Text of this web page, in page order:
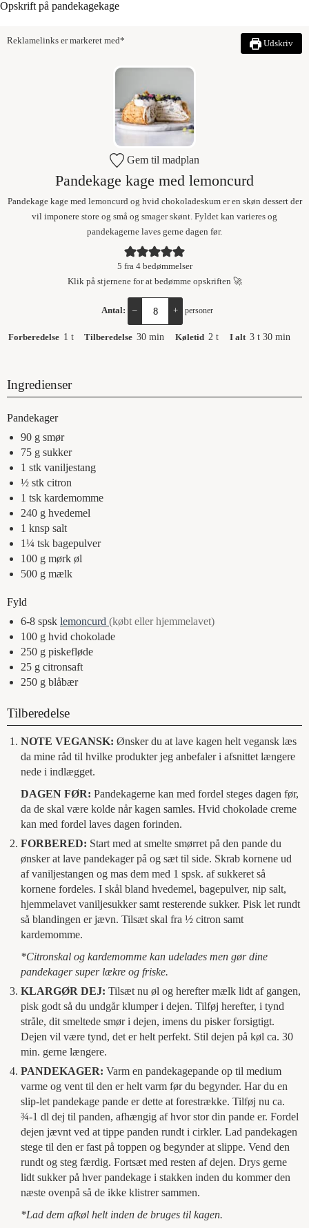
Opskrift på pandekagekage
Reklamelinks er markeret med* Udskriv
Gem til madplan
Pandekage kage med lemoncurd
Pandekage kage med lemoncurd og hvid chokoladeskum er en skøn dessert der
vil imponere store og små og smager skønt. Fyldet kan varieres og
pandekagerne laves gerne dagen før.
5 fra 4bedømmelser
Klik på stjernene for at bedømme opskriften 🚀
Antal: – + personer
Forberedelse 1 t Tilberedelse 30 min Køletid 2 t I alt 3 t 30 min
Ingredienser
Pandekager
90 g smør
75 g sukker
1 stk vaniljestang
½ stk citron
1 tsk kardemomme
240 g hvedemel
1 knsp salt
1¼ tsk bagepulver
100 g mørk øl
500 g mælk
Fyld
6-8 spsk lemoncurd (købt eller hjemmelavet)
100 g hvid chokolade
250 g piskefløde
25 g citronsaft
250 g blåbær
Tilberedelse
NOTE VEGANSK: Ønsker du at lave kagen helt vegansk læs
da mine råd til hvilke produkter jeg anbefaler i afsnittet længere
nede i indlægget.
DAGEN FØR: Pandekagerne kan med fordel steges dagen før,
da de skal være kolde når kagen samles. Hvid chokolade creme
kan med fordel laves dagen forinden.
FORBERED: Start med at smelte smørret på den pande du
ønsker at lave pandekager på og sæt til side. Skrab kornene ud
af vaniljestangen og mas dem med 1 spsk. af sukkeret så
kornene fordeles. I skål bland hvedemel, bagepulver, nip salt,
hjemmelavet vaniljesukker samt resterende sukker. Pisk let rundt
så blandingen er jævn. Tilsæt skal fra ½ citron samt
kardemomme.
*Citronskal og kardemomme kan udelades men gør dine
pandekager super lækre og friske.
KLARGØR DEJ: Tilsæt nu øl og herefter mælk lidt af gangen,
pisk godt så du undgår klumper i dejen. Tilføj herefter, i tynd
stråle, dit smeltede smør i dejen, imens du pisker forsigtigt.
Dejen vil være tynd, det er helt perfekt. Stil dejen på køl ca. 30
min. gerne længere.
PANDEKAGER: Varm en pandekagepande op til medium
varme og vent til den er helt varm før du begynder. Har du en
slip-let pandekage pande er dette at forestrække. Tilføj nu ca.
¾-1 dl dej til panden, afhængig af hvor stor din pande er. Fordel
dejen jævnt ved at tippe panden rundt i cirkler. Lad pandekagen
stege til den er fast på toppen og begynder at slippe. Vend den
rundt og steg færdig. Fortsæt med resten af dejen. Drys gerne
lidt sukker på hver pandekage i stakken inden du kommer den
næste ovenpå så de ikke klistrer sammen.
*Lad dem afkøl helt inden de bruges til kagen.